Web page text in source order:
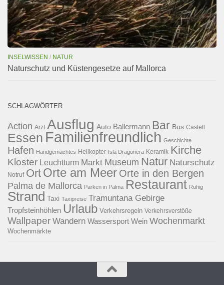
INSELWISSEN / NATUR
Naturschutz und Küstengesetze auf Mallorca
SCHLAGWÖRTER
Action Arzt Ausflug Auto Ballermann Bar Bus Castell
Essen Familienfreundlich Geschichte
Hafen Handgemachtes Helikopter Isla Dragonera Keramik Kirche
Kloster Leuchtturm Markt Museum Natur Naturschutz
Notruf Ort Orte am Meer Orte in den Bergen
Palma de Mallorca Parken in Palma Restaurant Ruhig
Strand Taxi Taxipreise Tramuntana Gebirge
Tropfsteinhöhlen Urlaub Verkehrsregeln Verkehrsverstöße
Wallpaper Wandern Wassersport Wein Wochenmarkt
Wochenmärkte